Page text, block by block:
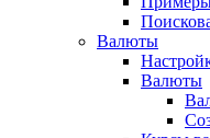
Валюты
Валюты